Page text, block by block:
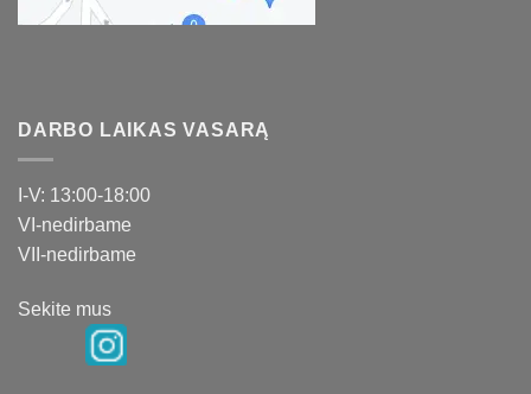
DARBO LAIKAS VASARĄ
I-V: 13:00-18:00
VI-nedirbame
VII-nedirbame
Sekite mus